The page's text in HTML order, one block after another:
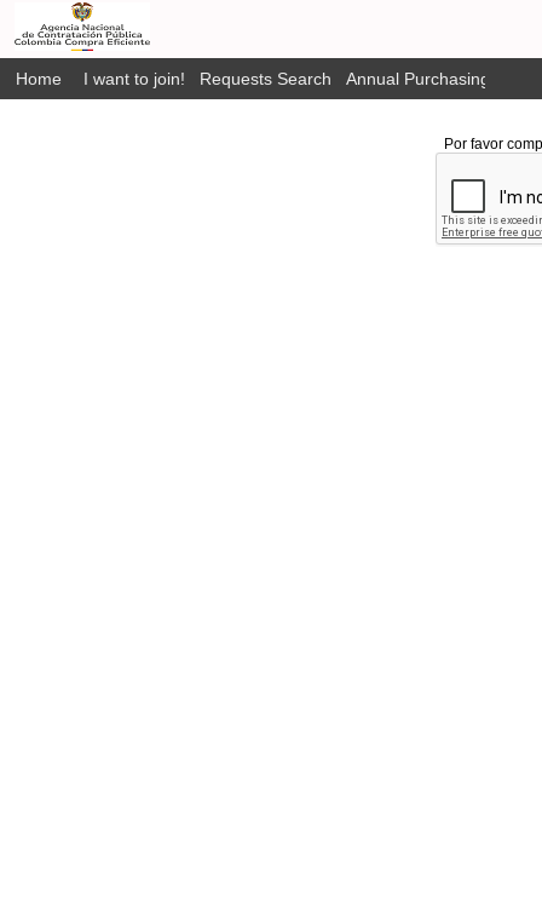
Home I want to join! Requests Search Annual Purchasing Plan
Por favor